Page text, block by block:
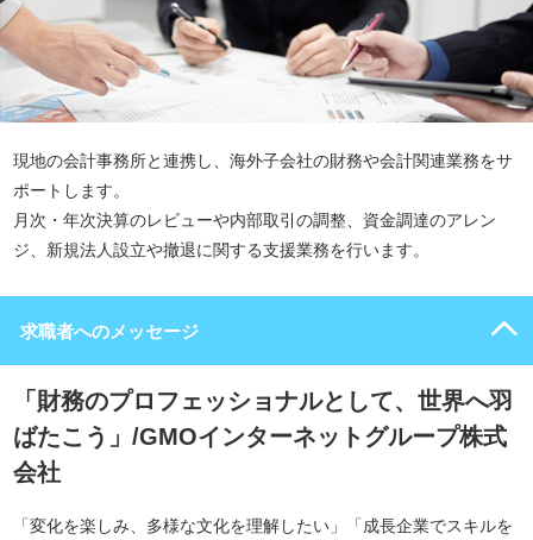
現地の会計事務所と連携し、海外子会社の財務や会計関連業務をサ
ポートします。
月次・年次決算のレビューや内部取引の調整、資金調達のアレン
ジ、新規法人設立や撤退に関する支援業務を行います。
求職者へのメッセージ
「財務のプロフェッショナルとして、世界へ羽
ばたこう」/GMOインターネットグループ株式
会社
「変化を楽しみ、多様な文化を理解したい」「成長企業でスキルを